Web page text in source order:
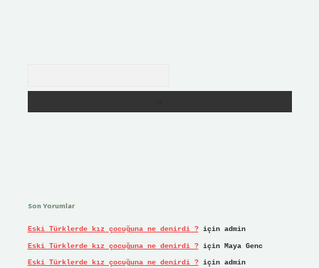
Son Yorumlar
Eski Türklerde kız çocuğuna ne denirdi ?için admin
Eski Türklerde kız çocuğuna ne denirdi ?için Maya Genc
Eski Türklerde kız çocuğuna ne denirdi ?için admin